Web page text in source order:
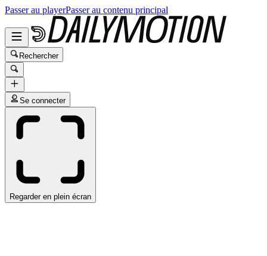
Passer au playerPasser au contenu principal
Rechercher
Se connecter
Regarder en plein écran